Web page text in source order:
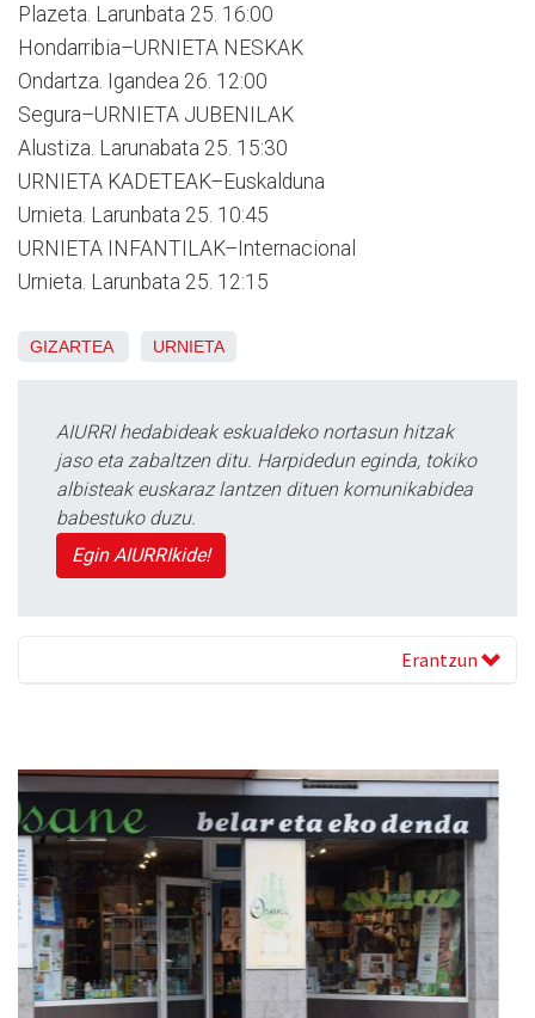
Plazeta. Larunbata 25. 16:00
Hondarribia–URNIETA NESKAK
Ondartza. Igandea 26. 12:00
Segura–URNIETA JUBENILAK
Alustiza. Larunabata 25. 15:30
URNIETA KADETEAK–Euskalduna
Urnieta. Larunbata 25. 10:45
URNIETA INFANTILAK–Internacional
Urnieta. Larunbata 25. 12:15
GIZARTEA URNIETA
AIURRI hedabideak eskualdeko nortasun hitzak
jaso eta zabaltzen ditu. Harpidedun eginda, tokiko
albisteak euskaraz lantzen dituen komunikabidea
babestuko duzu.
Egin AIURRIkide!
Erantzun